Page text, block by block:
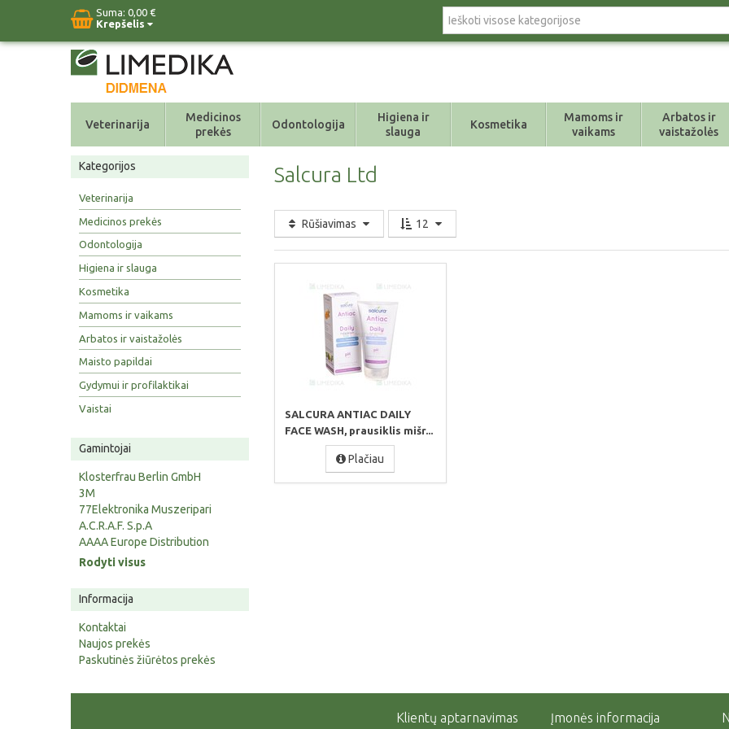
Suma: 0,00 €
Krepšelis
Veterinarija
Medicinos
prekės
Odontologija
Higiena ir
slauga
Kosmetika
Mamoms ir
vaikams
Arbatos ir
vaistažolės
Kategorijos
Veterinarija
Medicinos prekės
Odontologija
Higiena ir slauga
Kosmetika
Mamoms ir vaikams
Arbatos ir vaistažolės
Maisto papildai
Gydymui ir profilaktikai
Vaistai
Gamintojai
Klosterfrau Berlin GmbH
3M
77Elektronika Muszeripari
A.C.R.A.F. S.p.A
AAAA Europe Distribution
Rodyti visus
Informacija
Kontaktai
Naujos prekės
Paskutinės žiūrėtos prekės
Salcura Ltd
Rūšiavimas 12
SALCURA ANTIAC DAILY
FACE WASH, prausiklis mišr...
Plačiau
Klientų aptarnavimas Įmonės informacija